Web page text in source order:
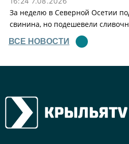
За неделю в Северной Осетии
свинина, но подешевели
ВСЕ НОВОСТИ